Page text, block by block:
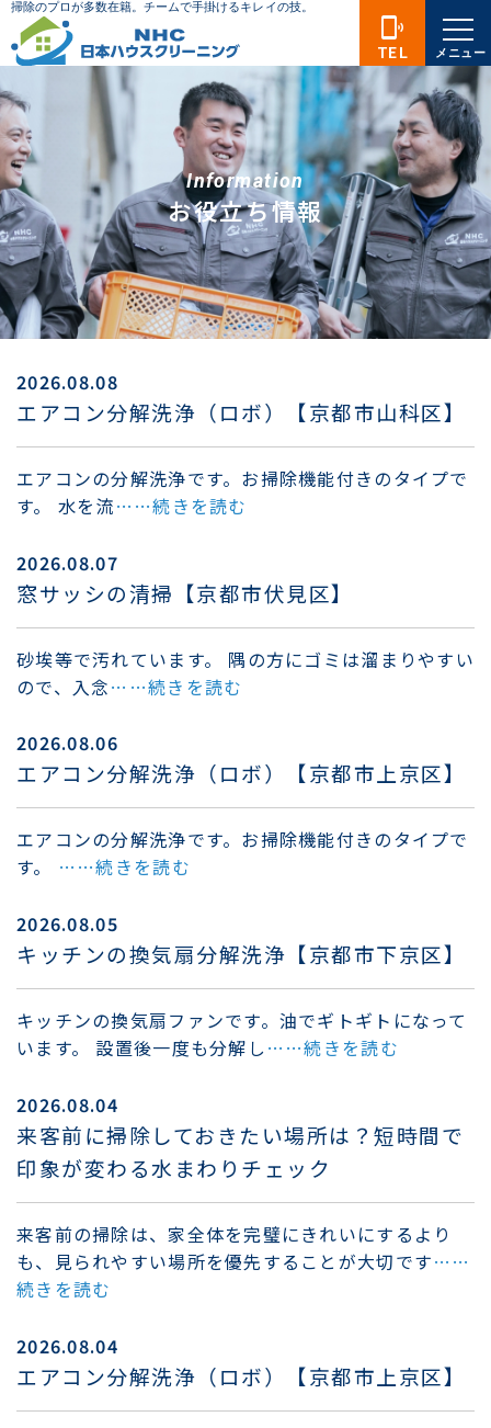
Information
お役立ち情報
2026.08.08
エアコン分解洗浄（ロボ）【京都市山科区】
エアコンの分解洗浄です。お掃除機能付きのタイプで
す。 水を流……続きを読む
2026.08.07
窓サッシの清掃【京都市伏見区】
砂埃等で汚れています。 隅の方にゴミは溜まりやすい
ので、入念……続きを読む
2026.08.06
エアコン分解洗浄（ロボ）【京都市上京区】
エアコンの分解洗浄です。お掃除機能付きのタイプで
す。 ……続きを読む
2026.08.05
キッチンの換気扇分解洗浄【京都市下京区】
キッチンの換気扇ファンです。油でギトギトになって
います。 設置後一度も分解し ……続きを読む
2026.08.04
来客前に掃除しておきたい場所は？短時間で
印象が変わる水まわりチェック
来客前の掃除は、家全体を完璧にきれいにするより
も、見られやすい場所を優先することが大切です……
続きを読む
2026.08.04
エアコン分解洗浄（ロボ）【京都市上京区】
phonelink_ring
TEL メニュー